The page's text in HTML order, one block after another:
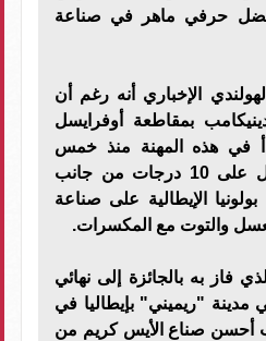
أفضل حرفي ماهر في صناعة
الإخباري أنه رغم أن
بمقاطعة أوفرايسل
في هذه المهنة منذ خمس
سنوات فقط، فقد حصل على 10 درجات من جانب
الإيطالية على صناعة
والتوت مع المكسرات.
فاز به بالجائزة إلى نهائي
مدينة "ريميني" بإيطاليا في
أحسن صناع الأيس كريم من